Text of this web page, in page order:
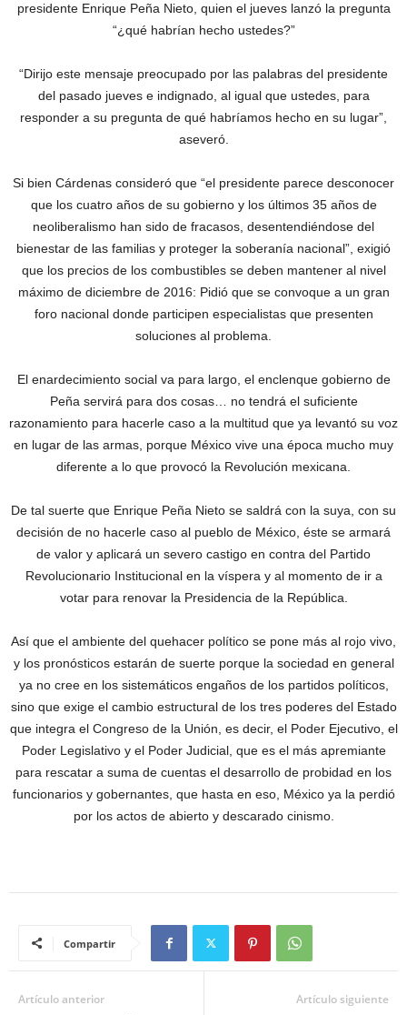
presidente Enrique Peña Nieto, quien el jueves lanzó la pregunta
“¿qué habrían hecho ustedes?”
“Dirijo este mensaje preocupado por las palabras del presidente
del pasado jueves e indignado, al igual que ustedes, para
responder a su pregunta de qué habríamos hecho en su lugar”,
aseveró.
Si bien Cárdenas consideró que “el presidente parece desconocer
que los cuatro años de su gobierno y los últimos 35 años de
neoliberalismo han sido de fracasos, desentendiéndose del
bienestar de las familias y proteger la soberanía nacional”, exigió
que los precios de los combustibles se deben mantener al nivel
máximo de diciembre de 2016: Pidió que se convoque a un gran
foro nacional donde participen especialistas que presenten
soluciones al problema.
El enardecimiento social va para largo, el enclenque gobierno de
Peña servirá para dos cosas… no tendrá el suficiente
razonamiento para hacerle caso a la multitud que ya levantó su voz
en lugar de las armas, porque México vive una época mucho muy
diferente a lo que provocó la Revolución mexicana.
De tal suerte que Enrique Peña Nieto se saldrá con la suya, con su
decisión de no hacerle caso al pueblo de México, éste se armará
de valor y aplicará un severo castigo en contra del Partido
Revolucionario Institucional en la víspera y al momento de ir a
votar para renovar la Presidencia de la República.
Así que el ambiente del quehacer político se pone más al rojo vivo,
y los pronósticos estarán de suerte porque la sociedad en general
ya no cree en los sistemáticos engaños de los partidos políticos,
sino que exige el cambio estructural de los tres poderes del Estado
que integra el Congreso de la Unión, es decir, el Poder Ejecutivo, el
Poder Legislativo y el Poder Judicial, que es el más apremiante
para rescatar a suma de cuentas el desarrollo de probidad en los
funcionarios y gobernantes, que hasta en eso, México ya la perdió
por los actos de abierto y descarado cinismo.
Compartir
Artículo anterior Artículo siguiente